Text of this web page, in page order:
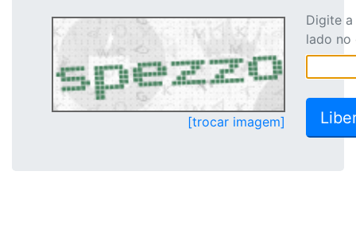
[trocar imagem]
Digite
lado no